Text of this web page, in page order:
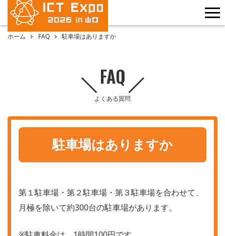
ホーム FAQ 駐車場はありますか
FAQ
よくある質問
駐車場はありますか
第１駐車場・第２駐車場・第３駐車場を合わせて、
月極を除いて約300台の駐車場があります。